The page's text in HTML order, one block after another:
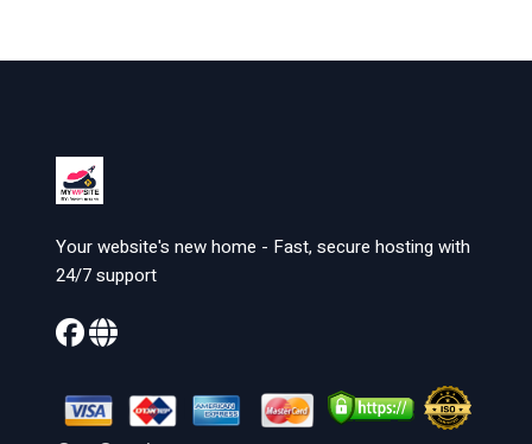
Your website's new home - Fast, secure hosting with
24/7 support